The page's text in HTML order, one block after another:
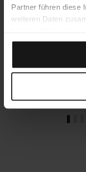
Partner führen diese
weiteren Daten
gesammelt haben.
Le
Visite la
experimente lo